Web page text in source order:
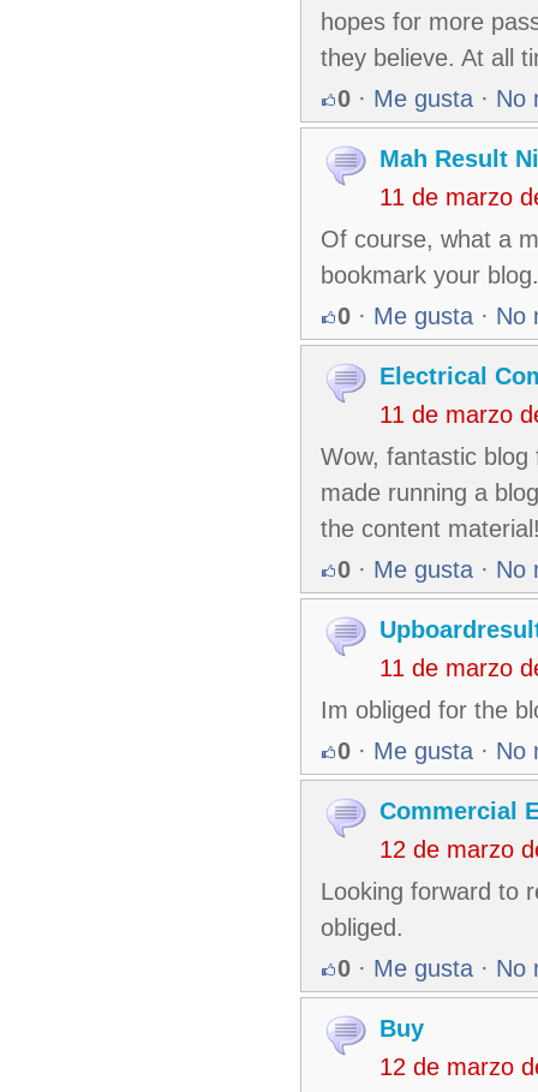
hopes for more
they believe. At all
0 · Me gusta · No
Mah Result
11 de marzo
Of course, what a
bookmark your
0 · Me gusta · No
Electrical
11 de marzo
Wow, fantastic
made running a
the content
0 · Me gusta · No
11 de marzo
Im obliged for the
0 · Me gusta · No
Commercial
12 de marzo
Looking forward to
obliged.
0 · Me gusta · No
Buy
12 de marzo